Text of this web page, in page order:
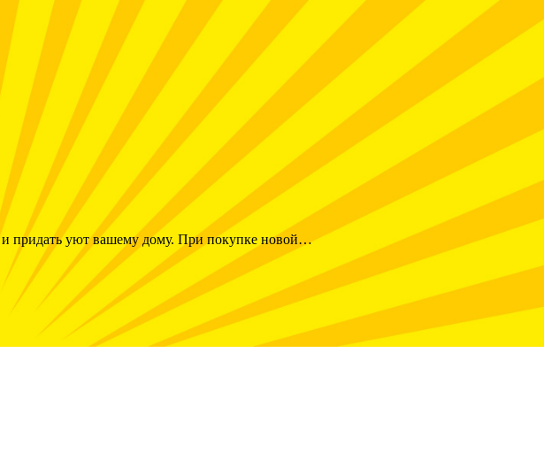
и придать уют вашему дому. При покупке новой…